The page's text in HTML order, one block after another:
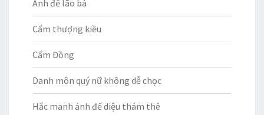
Ảnh đế lão bà
Cẩm thượng kiều
Cẩm Đồng
Danh môn quý nữ không dễ chọc
Hắc manh ảnh đế diệu thám thê